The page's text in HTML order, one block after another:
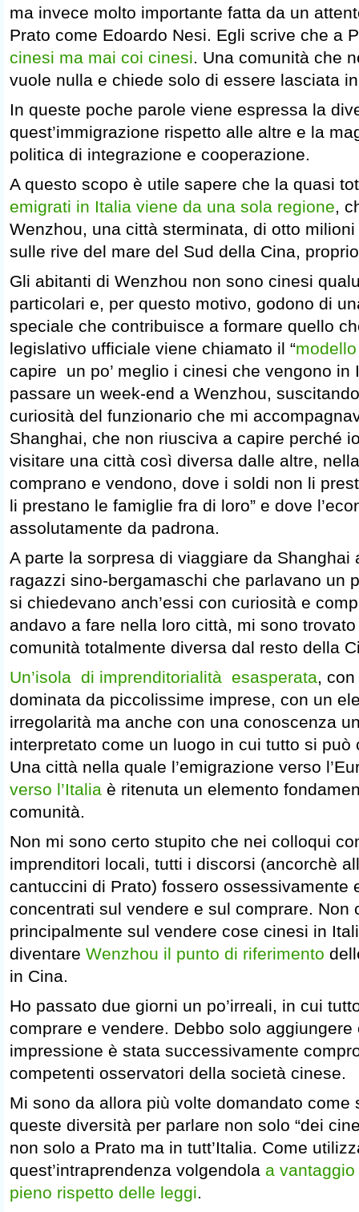
ma invece molto importante fatta da un
Prato come Edoardo Nesi. Egli scrive che a
cinesi ma mai coi cinesi . Una comunità che
vuole nulla e chiede solo di essere lasciata in
In queste poche parole viene espressa la
quest’immigrazione rispetto alle altre e la
politica di integrazione e cooperazione.
A questo scopo è utile sapere che la quasi
emigrati in Italia viene da una sola regione,
Wenzhou, una città sterminata, di otto
sulle rive del mare del Sud della Cina,
Gli abitanti di Wenzhou non sono cinesi
particolari e, per questo motivo, godono di
speciale che contribuisce a formare quello
legislativo ufficiale viene chiamato il “
capire un po’ meglio i cinesi che vengono in
passare un week-end a Wenzhou,
curiosità del funzionario che mi
Shanghai, che non riusciva a capire perché
visitare una città così diversa dalle altre,
comprano e vendono, dove i soldi non li
li prestano le famiglie fra di loro” e dove
assolutamente da padrona.
A parte la sorpresa di viaggiare da Shanghai
ragazzi sino-bergamaschi che parlavano un
si chiedevano anch’essi con curiosità e
andavo a fare nella loro città, mi sono
comunità totalmente diversa dal resto della
Un’isola di imprenditorialità esasperata,
dominata da piccolissime imprese, con un
irregolarità ma anche con una conoscenza
interpretato come un luogo in cui tutto si può
Una città nella quale l’emigrazione verso
verso l’Italia è ritenuta un elemento
comunità.
Non mi sono certo stupito che nei colloqui
imprenditori locali, tutti i discorsi (ancorchè
cantuccini di Prato) fossero ossessivamente
concentrati sul vendere e sul comprare. Non
principalmente sul vendere cose cinesi in
diventare Wenzhou il punto di riferimento
in Cina.
Ho passato due giorni un po’irreali, in cui
comprare e vendere. Debbo solo aggiungere
impressione è stata successivamente
competenti osservatori della società cinese.
Mi sono da allora più volte domandato come
queste diversità per parlare non solo “dei
non solo a Prato ma in tutt’Italia. Come
quest’intraprendenza volgendola a
pieno rispetto delle leggi.